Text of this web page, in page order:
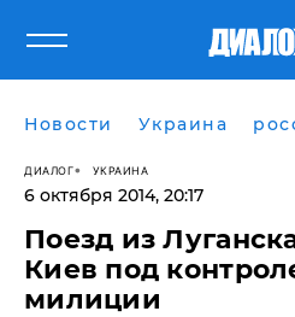
Новости Украина
ДИАЛОГ УКРАИНА
6 октября 2014, 20:17
Поезд из
Киев под
милиции